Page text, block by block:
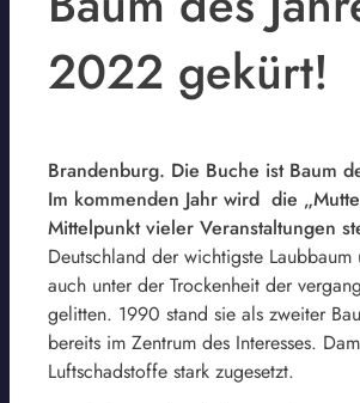
2022 gekürt!
Brandenburg. Die Buche ist Baum
Im kommenden Jahr wird die
Mittelpunkt vieler Veranstaltungen
Deutschland der wichtigste
auch unter der Trockenheit der
gelitten. 1990 stand sie als zweiter
bereits im Zentrum des Interesses.
Luftschadstoffe stark zugesetzt.